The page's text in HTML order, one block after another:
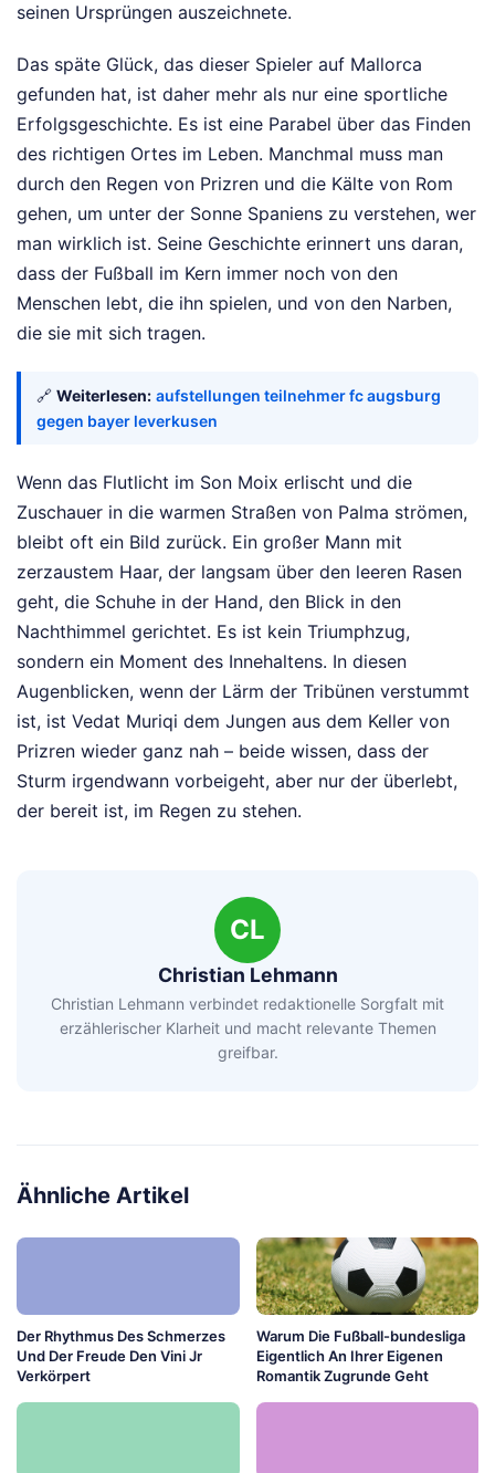
seinen Ursprüngen auszeichnete.
Das späte Glück, das dieser Spieler auf Mallorca
gefunden hat, ist daher mehr als nur eine sportliche
Erfolgsgeschichte. Es ist eine Parabel über das Finden
des richtigen Ortes im Leben. Manchmal muss man
durch den Regen von Prizren und die Kälte von Rom
gehen, um unter der Sonne Spaniens zu verstehen, wer
man wirklich ist. Seine Geschichte erinnert uns daran,
dass der Fußball im Kern immer noch von den
Menschen lebt, die ihn spielen, und von den Narben,
die sie mit sich tragen.
🔗 Weiterlesen: aufstellungen teilnehmer fc augsburg
gegen bayer leverkusen
Wenn das Flutlicht im Son Moix erlischt und die
Zuschauer in die warmen Straßen von Palma strömen,
bleibt oft ein Bild zurück. Ein großer Mann mit
zerzaustem Haar, der langsam über den leeren Rasen
geht, die Schuhe in der Hand, den Blick in den
Nachthimmel gerichtet. Es ist kein Triumphzug,
sondern ein Moment des Innehaltens. In diesen
Augenblicken, wenn der Lärm der Tribünen verstummt
ist, ist Vedat Muriqi dem Jungen aus dem Keller von
Prizren wieder ganz nah – beide wissen, dass der
Sturm irgendwann vorbeigeht, aber nur der überlebt,
der bereit ist, im Regen zu stehen.
CL
Christian Lehmann
Christian Lehmann verbindet redaktionelle Sorgfalt mit
erzählerischer Klarheit und macht relevante Themen
greifbar.
Ähnliche Artikel
Der Rhythmus Des Schmerzes
Und Der Freude Den Vini Jr
Verkörpert
Warum Die Fußball-bundesliga
Eigentlich An Ihrer Eigenen
Romantik Zugrunde Geht